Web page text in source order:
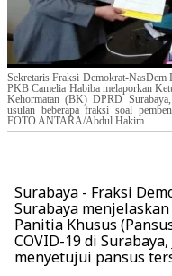
Sekretaris Fraksi Demokrat-
PKB Camelia Habiba melaporkan
Kehormatan (BK) DPRD
usulan beberapa fraksi soal
FOTO ANTARA/Abdul Hakim
Surabaya - Fraksi
Surabaya
Panitia Khusus
COVID-19 di
menyetujui pansus